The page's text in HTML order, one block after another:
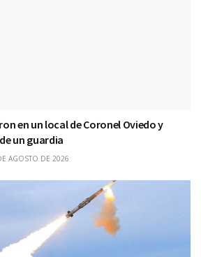
en un local de Coronel Oviedo y
un guardia
AGOSTO DE 2026